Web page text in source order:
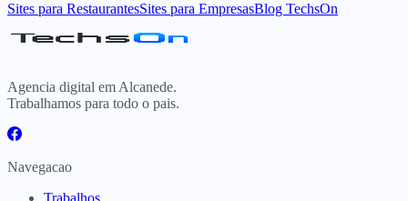
Sites para RestaurantesSites para EmpresasBlog TechsOn
Agencia digital em Alcanede.
Trabalhamos para todo o pais.
Navegacao